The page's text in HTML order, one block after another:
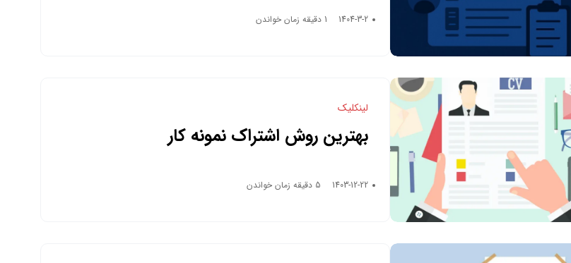
1404-3-2 1 دقیقه زمان خواندن
لینکلیک
بهترین روش اشتراک نمونه کار
1403-12-22 5 دقیقه زمان خواندن